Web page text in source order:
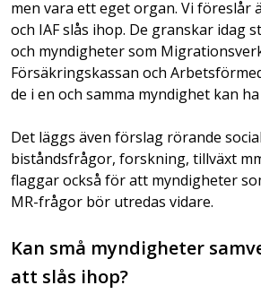
men vara ett eget organ. Vi föreslår
och IAF slås ihop. De granskar idag
och myndigheter som
Försäkringskassan och
de i en och samma myndighet kan
Det läggs även förslag rörande
biståndsfrågor, forskning, tillväxt
flaggar också för att myndigheter
MR-frågor bör utredas vidare.
Kan små myndigheter
att slås ihop?